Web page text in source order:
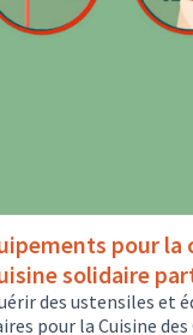
pour la
solidaire
des ustensiles et
pour la Cuisine des